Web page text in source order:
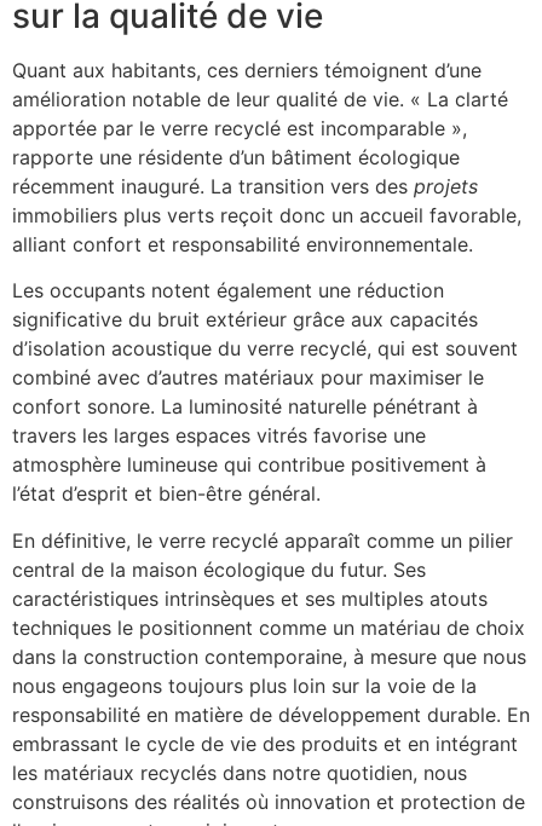
sur la qualité de vie
Quant aux habitants, ces derniers témoignent d’une
amélioration notable de leur qualité de vie. « La clarté
apportée par le verre recyclé est incomparable »,
rapporte une résidente d’un bâtiment écologique
récemment inauguré. La transition vers des projets
immobiliers plus verts reçoit donc un accueil favorable,
alliant confort et responsabilité environnementale.
Les occupants notent également une réduction
significative du bruit extérieur grâce aux capacités
d’isolation acoustique du verre recyclé, qui est souvent
combiné avec d’autres matériaux pour maximiser le
confort sonore. La luminosité naturelle pénétrant à
travers les larges espaces vitrés favorise une
atmosphère lumineuse qui contribue positivement à
l’état d’esprit et bien-être général.
En définitive, le verre recyclé apparaît comme un pilier
central de la maison écologique du futur. Ses
caractéristiques intrinsèques et ses multiples atouts
techniques le positionnent comme un matériau de choix
dans la construction contemporaine, à mesure que nous
nous engageons toujours plus loin sur la voie de la
responsabilité en matière de développement durable. En
embrassant le cycle de vie des produits et en intégrant
les matériaux recyclés dans notre quotidien, nous
construisons des réalités où innovation et protection de